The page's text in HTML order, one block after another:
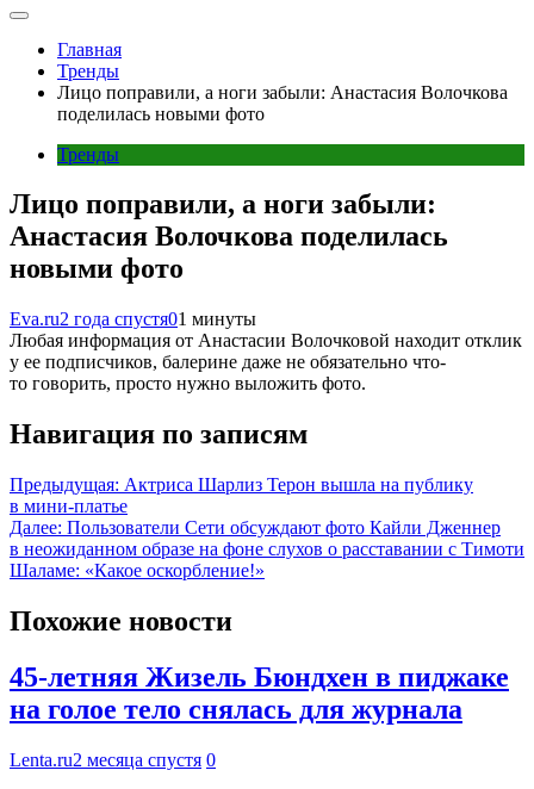
Главная
Тренды
Лицо поправили, а ноги забыли: Анастасия Волочкова
поделилась новыми фото
Тренды
Лицо поправили, а ноги забыли:
Анастасия Волочкова поделилась
новыми фото
Eva.ru2 года спустя01 минуты
Любая информация от Анастасии Волочковой находит отклик
у ее подписчиков, балерине даже не обязательно что-
то говорить, просто нужно выложить фото.
Навигация по записям
Предыдущая: Актриса Шарлиз Терон вышла на публику
в мини-платье
Далее: Пользователи Сети обсуждают фото Кайли Дженнер
в неожиданном образе на фоне слухов о расставании с Тимоти
Шаламе: «Какое оскорбление!»
Похожие новости
45-летняя Жизель Бюндхен в пиджаке
на голое тело снялась для журнала
Lenta.ru2 месяца спустя 0